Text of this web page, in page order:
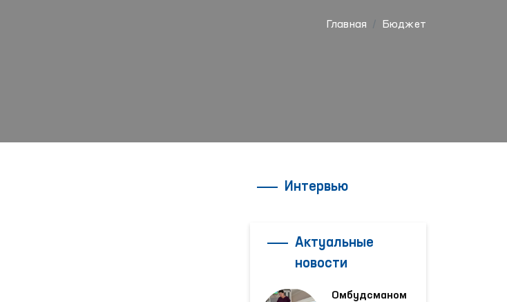
Главная Бюджет
Интервью
Актуальные
новости
Омбудсманом